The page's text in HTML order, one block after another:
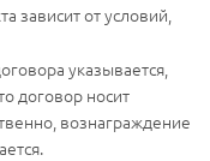
зависит от условий,
указывается,
договор носит
вознаграждение